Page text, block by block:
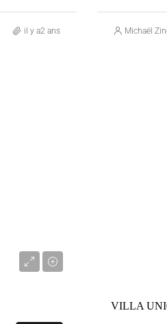
il y a2 ans Michaël
VILLA